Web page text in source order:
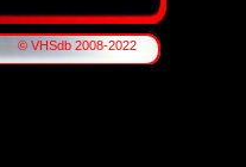
© VHSdb 2008-2022